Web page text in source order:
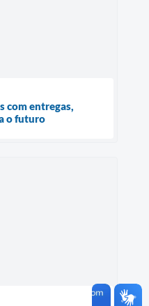
com entregas,
o futuro